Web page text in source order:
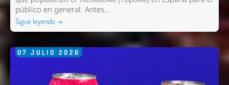
público en general. Antes...
Sigue leyendo →
07 JULIO 2026